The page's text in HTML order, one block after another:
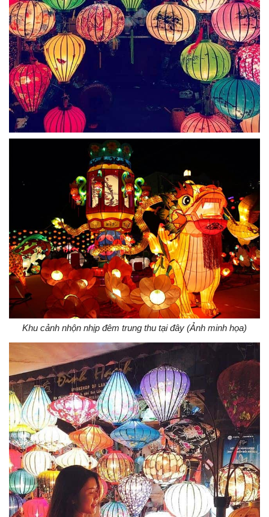
Khu cảnh nhộn nhịp đêm trung thu tại đây (Ảnh minh họa)